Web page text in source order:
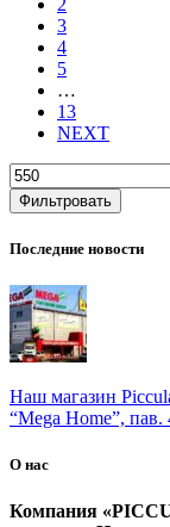
3
4
5
…
13
NEXT
Фильтровать
Последние новости
Наш магазин
“Mega Home”,
О нас
Компания